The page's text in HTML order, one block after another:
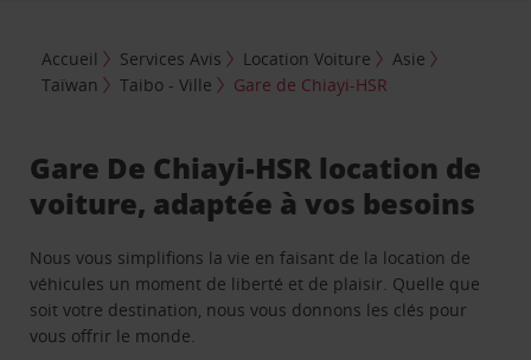
Accueil Services Avis Location Voiture
Asie
Taïwan
Taibo - Ville Gare de Chiayi-HSR
Gare De Chiayi-HSR location de
voiture, adaptée à vos besoins
Nous vous simplifions la vie en faisant de la location de
véhicules un moment de liberté et de plaisir. Quelle que
soit votre destination, nous vous donnons les clés pour
vous offrir le monde.